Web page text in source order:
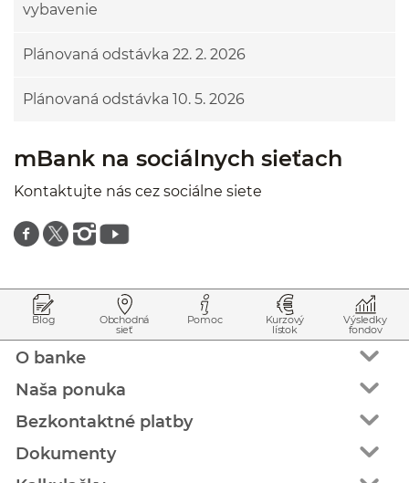
vybavenie
Plánovaná odstávka 22. 2. 2026
Plánovaná odstávka 10. 5. 2026
mBank na sociálnych sieťach
Kontaktujte nás cez sociálne siete
Znajdź nas na facebooku
Znajdź nas na twitterze
Znajdź nas na instagramie
Znajdź nas na youtube
Blog Obchodná
sieť
Pomoc Kurzový
lístok
Výsledky
fondov
O banke
Naša ponuka
Bezkontaktné platby
Dokumenty